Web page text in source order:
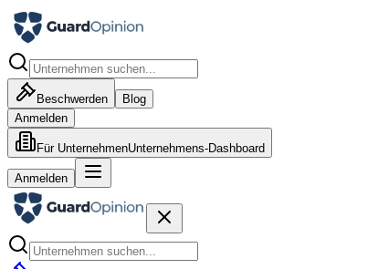
Beschwerden
Blog
Anmelden
Für UnternehmenUnternehmens-Dashboard
Anmelden